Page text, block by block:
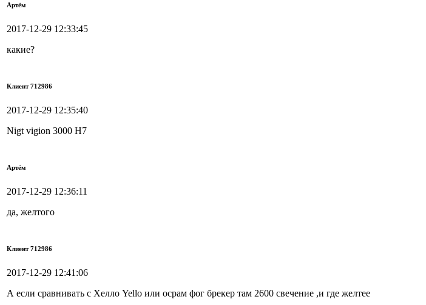
Артём
2017-12-29 12:33:45
какие?
Клиент 712986
2017-12-29 12:35:40
Nigt vigion 3000 Н7
Артём
2017-12-29 12:36:11
да, желтого
Клиент 712986
2017-12-29 12:41:06
А если сравнивать с Хелло Yello или осрам фог брекер там 2600 свечение ,и где желтее